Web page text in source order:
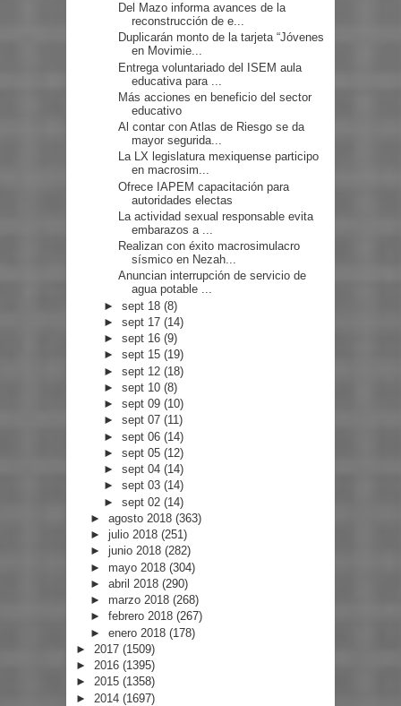
Del Mazo informa avances de la
reconstrucción de e...
Duplicarán monto de la tarjeta “Jóvenes
en Movimie...
Entrega voluntariado del ISEM aula
educativa para ...
Más acciones en beneficio del sector
educativo
Al contar con Atlas de Riesgo se da
mayor segurida...
La LX legislatura mexiquense participo
en macrosim...
Ofrece IAPEM capacitación para
autoridades electas
La actividad sexual responsable evita
embarazos a ...
Realizan con éxito macrosimulacro
sísmico en Nezah...
Anuncian interrupción de servicio de
agua potable ...
►sept 18(8)
►sept 17(14)
►sept 16(9)
►sept 15(19)
►sept 12(18)
►sept 10(8)
►sept 09(10)
►sept 07(11)
►sept 06(14)
►sept 05(12)
►sept 04(14)
►sept 03(14)
►sept 02(14)
► agosto 2018 (363)
► julio 2018 (251)
► junio 2018 (282)
► mayo 2018 (304)
► abril 2018 (290)
► marzo 2018 (268)
► febrero 2018 (267)
► enero 2018 (178)
► 2017 (1509)
► 2016 (1395)
► 2015 (1358)
► 2014 (1697)